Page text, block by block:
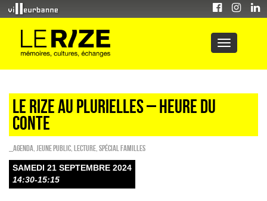
LE RIZE AU PLURIELLES – HEURE DU
CONTE
_Agenda Jeune public Lecture Spécial familles
SAMEDI 21 SEPTEMBRE 2024
14:30-15:15